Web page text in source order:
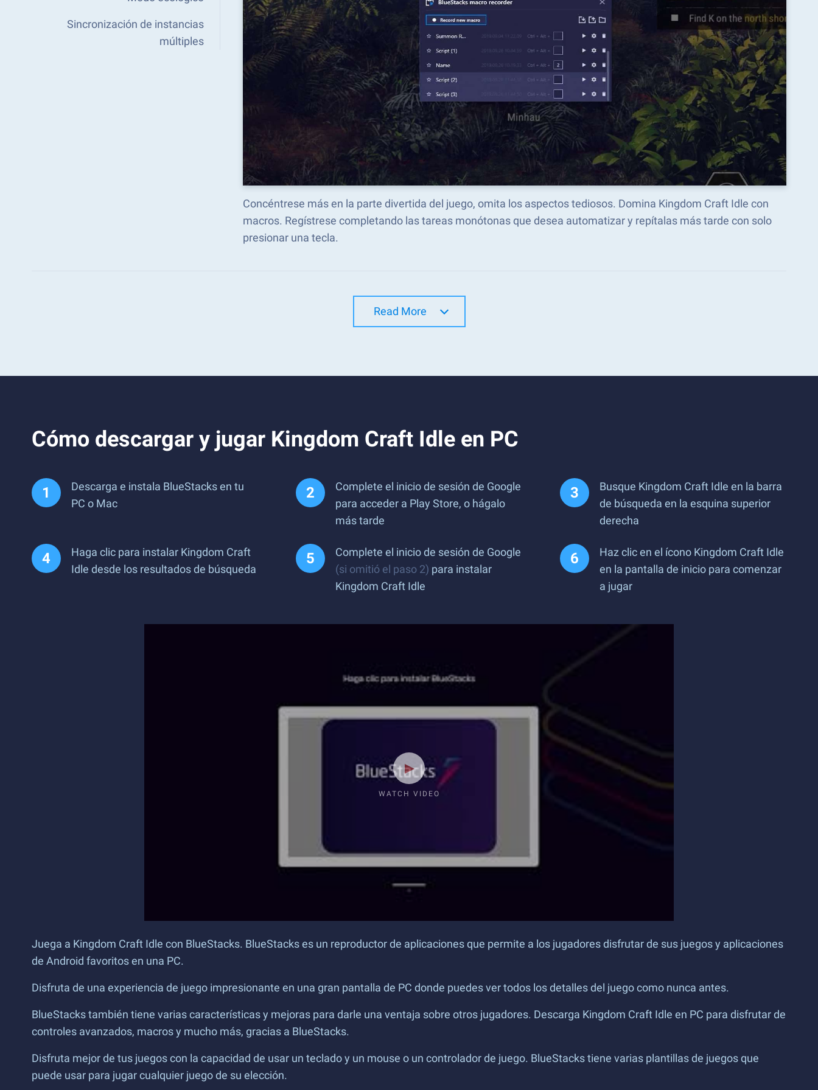
Sincronización de instancias
múltiples
Concéntrese más en la parte divertida del juego, omita los aspectos tediosos. Domina Kingdom Craft Idle con
macros. Regístrese completando las tareas monótonas que desea automatizar y repítalas más tarde con solo
presionar una tecla.
Read More
Cómo descargar y jugar Kingdom Craft Idle en PC
Descarga e instala BlueStacks en tu
PC o Mac
Complete el inicio de sesión de Google
para acceder a Play Store, o hágalo
más tarde
Busque Kingdom Craft Idle en la barra
de búsqueda en la esquina superior
derecha
Haga clic para instalar Kingdom Craft
Idle desde los resultados de búsqueda
Complete el inicio de sesión de Google
(si omitió el paso 2) para instalar
Kingdom Craft Idle
Haz clic en el ícono Kingdom Craft Idle
en la pantalla de inicio para comenzar
a jugar
WATCH VIDEO
Juega a Kingdom Craft Idle con BlueStacks. BlueStacks es un reproductor de aplicaciones que permite a los jugadores disfrutar de sus juegos y aplicaciones
de Android favoritos en una PC.
Disfruta de una experiencia de juego impresionante en una gran pantalla de PC donde puedes ver todos los detalles del juego como nunca antes.
BlueStacks también tiene varias características y mejoras para darle una ventaja sobre otros jugadores. Descarga Kingdom Craft Idle en PC para disfrutar de
controles avanzados, macros y mucho más, gracias a BlueStacks.
Disfruta mejor de tus juegos con la capacidad de usar un teclado y un mouse o un controlador de juego. BlueStacks tiene varias plantillas de juegos que
puede usar para jugar cualquier juego de su elección.